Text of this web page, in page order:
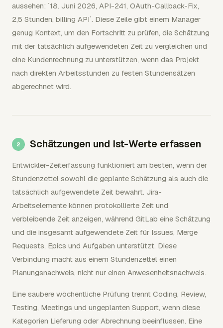
aussehen: `18. Juni 2026, API-241, OAuth-Callback-Fix,
2,5 Stunden, billing API`. Diese Zeile gibt einem Manager
genug Kontext, um den Fortschritt zu prüfen, die Schätzung
mit der tatsächlich aufgewendeten Zeit zu vergleichen und
eine Kundenrechnung zu unterstützen, wenn das Projekt
nach direkten Arbeitsstunden zu festen Stundensätzen
abgerechnet wird.
Schätzungen und Ist-Werte erfassen
Entwickler-Zeiterfassung funktioniert am besten, wenn der
Stundenzettel sowohl die geplante Schätzung als auch die
tatsächlich aufgewendete Zeit bewahrt. Jira-
Arbeitselemente können protokollierte Zeit und
verbleibende Zeit anzeigen, während GitLab eine Schätzung
und die insgesamt aufgewendete Zeit für Issues, Merge
Requests, Epics und Aufgaben unterstützt. Diese
Verbindung macht aus einem Stundenzettel einen
Planungsnachweis, nicht nur einen Anwesenheitsnachweis.
Eine saubere wöchentliche Prüfung trennt Coding, Review,
Testing, Meetings und ungeplanten Support, wenn diese
Kategorien Lieferung oder Abrechnung beeinflussen. Eine